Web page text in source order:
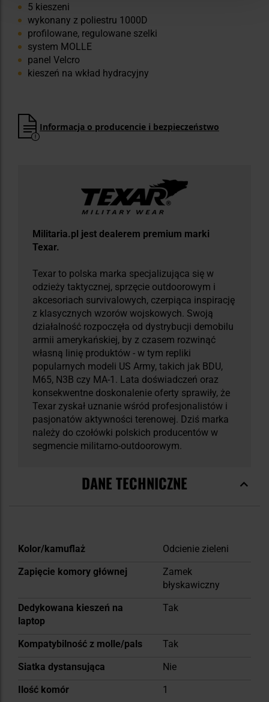
5 kieszeni
wykonany z poliestru 1000D
profilowane, regulowane szelki
system MOLLE
panel Velcro
kieszeń na wkład hydracyjny
Informacja o producencie i bezpieczeństwo
Militaria.pl jest dealerem premium marki
Texar.
Texar to polska marka specjalizująca się w
odzieży taktycznej, sprzęcie outdoorowym i
akcesoriach survivalowych, czerpiąca inspirację
z klasycznych wzorów wojskowych. Swoją
działalność rozpoczęła od dystrybucji demobilu
armii amerykańskiej, by z czasem rozwinąć
własną linię produktów - w tym repliki
popularnych modeli US Army, takich jak BDU,
M65, N3B czy MA-1. Lata doświadczeń oraz
konsekwentne doskonalenie oferty sprawiły, że
Texar zyskał uznanie wśród profesjonalistów i
pasjonatów aktywności terenowej. Dziś marka
należy do czołówki polskich producentów w
segmencie militarno-outdoorowym.
DANE TECHNICZNE
Więcej
Kolor/kamuflaż
Odcienie zieleni
Zapięcie komory głównej
Zamek
błyskawiczny
Dedykowana kieszeń na
laptop
Tak
Kompatybilność z molle/pals
Tak
Siatka dystansująca
Nie
Ilość komór
1